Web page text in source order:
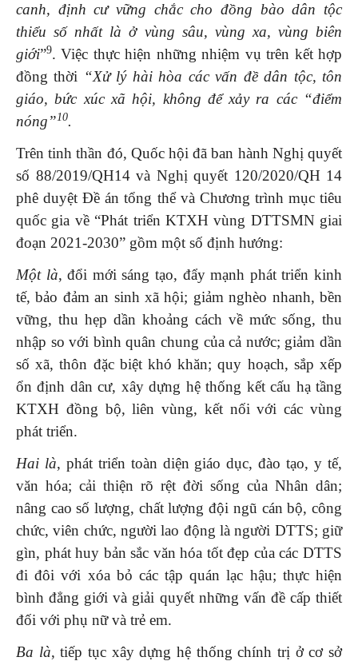
canh, định cư vững chắc cho đồng bào dân tộc
thiểu số nhất là ở vùng sâu, vùng xa, vùng biên
giới”9. Việc thực hiện những nhiệm vụ trên kết hợp
đồng thời “Xử lý hài hòa các vấn đề dân tộc, tôn
giáo, bức xúc xã hội, không để xảy ra các “điểm
nóng”10.
Trên tinh thần đó, Quốc hội đã ban hành Nghị quyết
số 88/2019/QH14 và Nghị quyết 120/2020/QH 14
phê duyệt Đề án tổng thể và Chương trình mục tiêu
quốc gia về “Phát triển KTXH vùng DTTSMN giai
đoạn 2021-2030” gồm một số định hướng:
Một là, đổi mới sáng tạo, đẩy mạnh phát triển kinh
tế, bảo đảm an sinh xã hội; giảm nghèo nhanh, bền
vững, thu hẹp dần khoảng cách về mức sống, thu
nhập so với bình quân chung của cả nước; giảm dần
số xã, thôn đặc biệt khó khăn; quy hoạch, sắp xếp
ổn định dân cư, xây dựng hệ thống kết cấu hạ tầng
KTXH đồng bộ, liên vùng, kết nối với các vùng
phát triển.
Hai là, phát triển toàn diện giáo dục, đào tạo, y tế,
văn hóa; cải thiện rõ rệt đời sống của Nhân dân;
nâng cao số lượng, chất lượng đội ngũ cán bộ, công
chức, viên chức, người lao động là người DTTS; giữ
gìn, phát huy bản sắc văn hóa tốt đẹp của các DTTS
đi đôi với xóa bỏ các tập quán lạc hậu; thực hiện
bình đẳng giới và giải quyết những vấn đề cấp thiết
đối với phụ nữ và trẻ em.
Ba là, tiếp tục xây dựng hệ thống chính trị ở cơ sở